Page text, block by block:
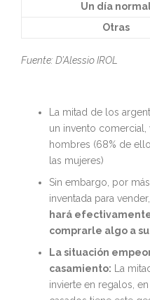
Un día
Otras
Fuente: D’Alessio IROL
La mitad de los
un invento
hombres (68% de
las mujeres)
Sin embargo, por
inventada para vender,
hará
comprarle algo a
La situación
casamiento: La
invierte en regalos,